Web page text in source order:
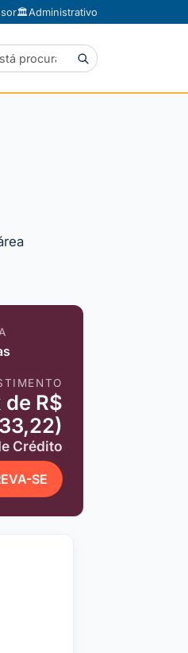
🏛️Administrativo
de R$
33,22)
Crédito
SE